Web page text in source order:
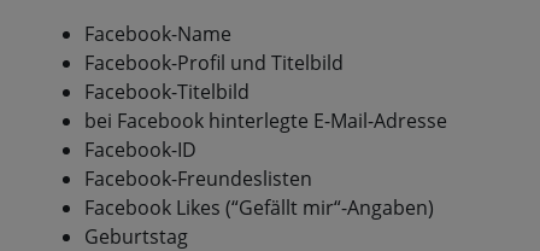
Facebook-Name
Facebook-Profil und Titelbild
Facebook-Titelbild
bei Facebook hinterlegte E-Mail-Adresse
Facebook-ID
Facebook-Freundeslisten
Facebook Likes (“Gefällt mir“-Angaben)
Geburtstag